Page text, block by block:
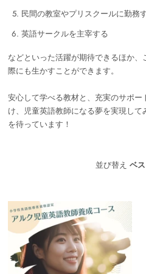
民間の教室やプリスクールに勤務
英語サークルを主宰する
などといった活躍が期待できるほか
際にも生かすことができます。
安心して学べる教材と、充実のサポ
け、児童英語教師になる夢を実現し
を待っています！
並び替え ベ